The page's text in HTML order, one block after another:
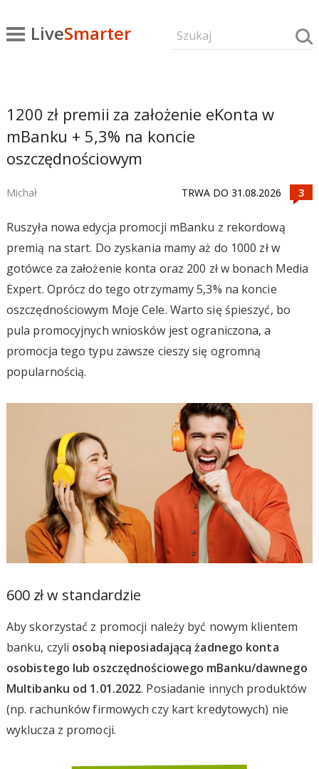
LiveSmarter
1200 zł premii za założenie eKonta w
mBanku + 5,3% na koncie
oszczędnościowym
Michał TRWA DO 31.08.2026
Ruszyła nowa edycja promocji mBanku z rekordową
premią na start. Do zyskania mamy aż do 1000 zł w
gotówce za założenie konta oraz 200 zł w bonach Media
Expert. Oprócz do tego otrzymamy 5,3% na koncie
oszczędnościowym Moje Cele. Warto się śpieszyć, bo
pula promocyjnych wniosków jest ograniczona, a
promocja tego typu zawsze cieszy się ogromną
popularnością.
600 zł w standardzie
Aby skorzystać z promocji należy być nowym klientem
banku, czyli osobą nieposiadającą żadnego konta
osobistego lub oszczędnościowego mBanku/dawnego
Multibanku od 1.01.2022. Posiadanie innych produktów
(np. rachunków firmowych czy kart kredytowych) nie
wyklucza z promocji.